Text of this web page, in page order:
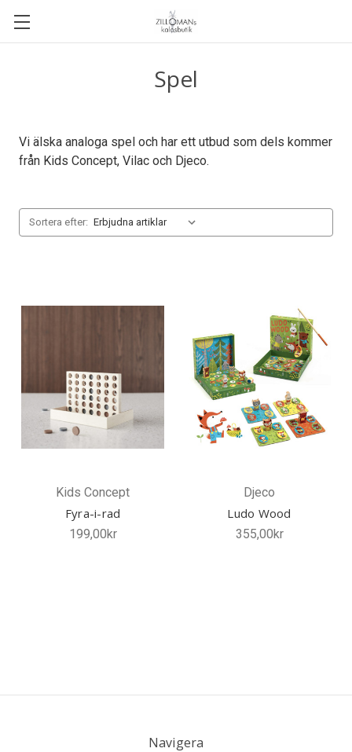
Spel
Vi älska analoga spel och har ett utbud som dels kommer
från Kids Concept, Vilac och Djeco.
Sortera efter:
Kids Concept
Fyra-i-rad
199,00kr
Djeco
Ludo Wood
355,00kr
Navigera